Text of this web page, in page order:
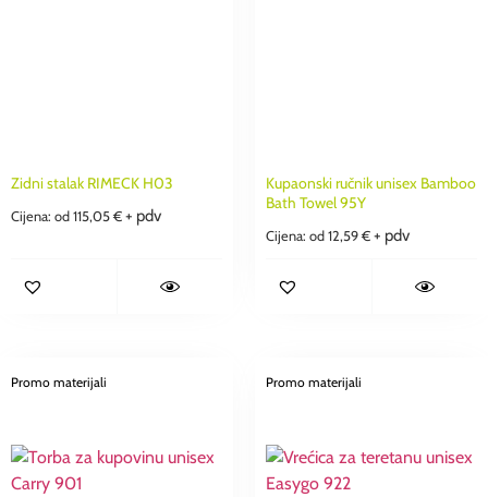
Zidni stalak RIMECK H03
Cijena: od 115,05 € + pdv
Kupaonski ručnik unisex Bamboo
Bath Towel 95Y
Cijena: od 12,59 € + pdv
Promo materijali Promo materijali